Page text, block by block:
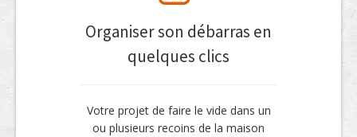
Organiser son débarras en
quelques clics
Votre projet de faire le vide dans un
ou plusieurs recoins de la maison